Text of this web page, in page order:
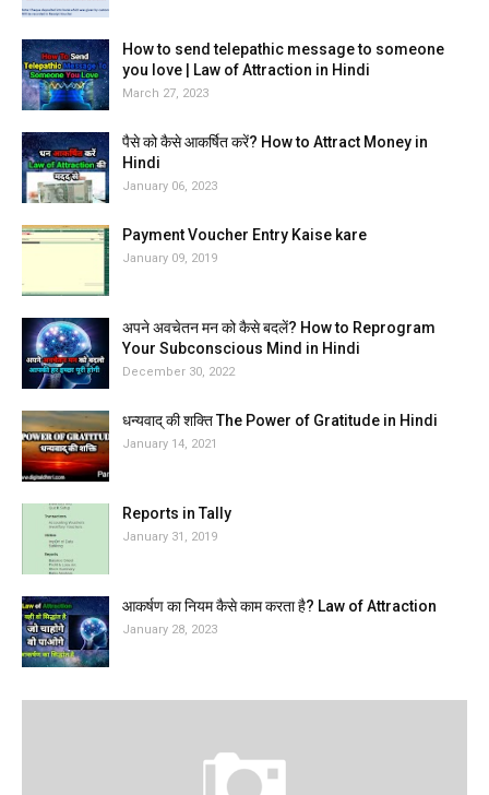
How to send telepathic message to someone
you love | Law of Attraction in Hindi
March 27, 2023
पैसे को कैसे आकर्षित करें? How to Attract Money in
Hindi
January 06, 2023
Payment Voucher Entry Kaise kare
January 09, 2019
अपने अवचेतन मन को कैसे बदलें? How to Reprogram
Your Subconscious Mind in Hindi
December 30, 2022
धन्यवाद् की शक्ति The Power of Gratitude in Hindi
January 14, 2021
Reports in Tally
January 31, 2019
आकर्षण का नियम कैसे काम करता है? Law of Attraction
January 28, 2023